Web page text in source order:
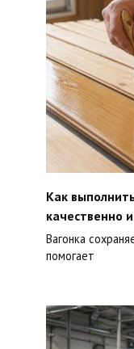
Как
качественно
Вагонка
помогает